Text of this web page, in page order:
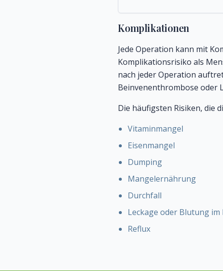
Komplikationen
Jede Operation kann mit
Komplikationsrisiko als
nach jeder Operation
Beinvenenthrombose oder
Die häufigsten Risiken, die
Vitaminmangel
Eisenmangel
Dumping
Mangelernährung
Durchfall
Leckage oder Blutung
Reflux